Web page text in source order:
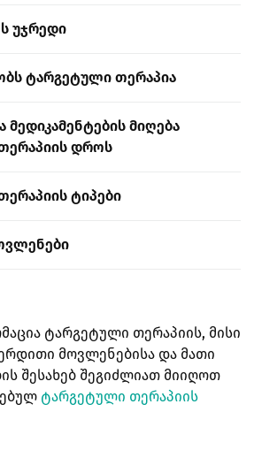
უჯრედი
ტარგეტული თერაპია
მიღება
დროს
ტიპები
ტარგეტული თერაპიის, მისი
მოვლენებისა და მათი
შესახებ შეგიძლიათ მიიღოთ
ტარგეტული თერაპიის